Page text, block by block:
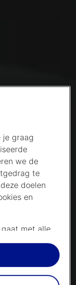
je graag
we de
te
doelen
en
gaat met alle
dan
cookies om
betekent